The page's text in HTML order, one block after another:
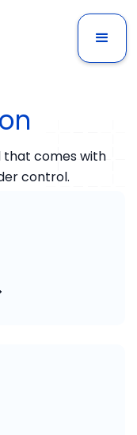
that comes with
control.